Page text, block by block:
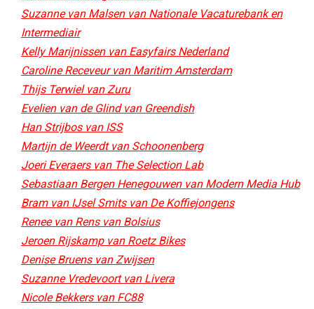
Suzanne van Malsen van Nationale Vacaturebank en
Intermediair
Kelly Marijnissen van Easyfairs Nederland
Caroline Receveur van Maritim Amsterdam
Thijs Terwiel van Zuru
Evelien van de Glind van Greendish
Han Strijbos van ISS
Martijn de Weerdt van Schoonenberg
Joeri Everaers van The Selection Lab
Sebastiaan Bergen Henegouwen van Modern Media Hub
Bram van IJsel Smits van De Koffiejongens
Renee van Rens van Bolsius
Jeroen Rijskamp van Roetz Bikes
Denise Bruens van Zwijsen
Suzanne Vredevoort van Livera
Nicole Bekkers van FC88